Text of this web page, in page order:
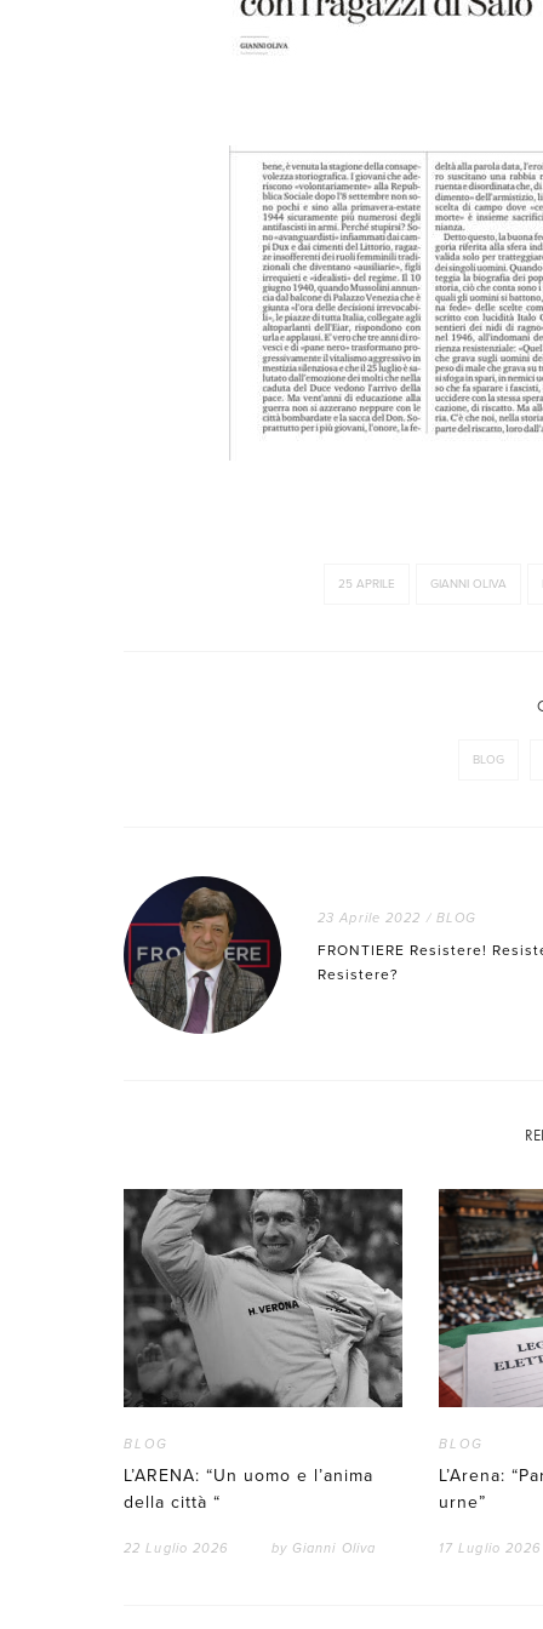
25 APRILE GIANNI OLIVA
BLOG
23 Aprile 2022 / BLOG
FRONTIERE Resistere!
Resistere?
BLOG
L’ARENA: “Un uomo e l’anima
della città “
22 Luglio 2026 by Gianni Oliva
BLOG
L’Arena:
urne”
17 Luglio 2026